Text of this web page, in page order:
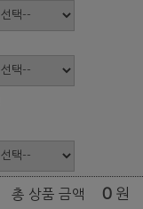
총 상품 금액 0 원